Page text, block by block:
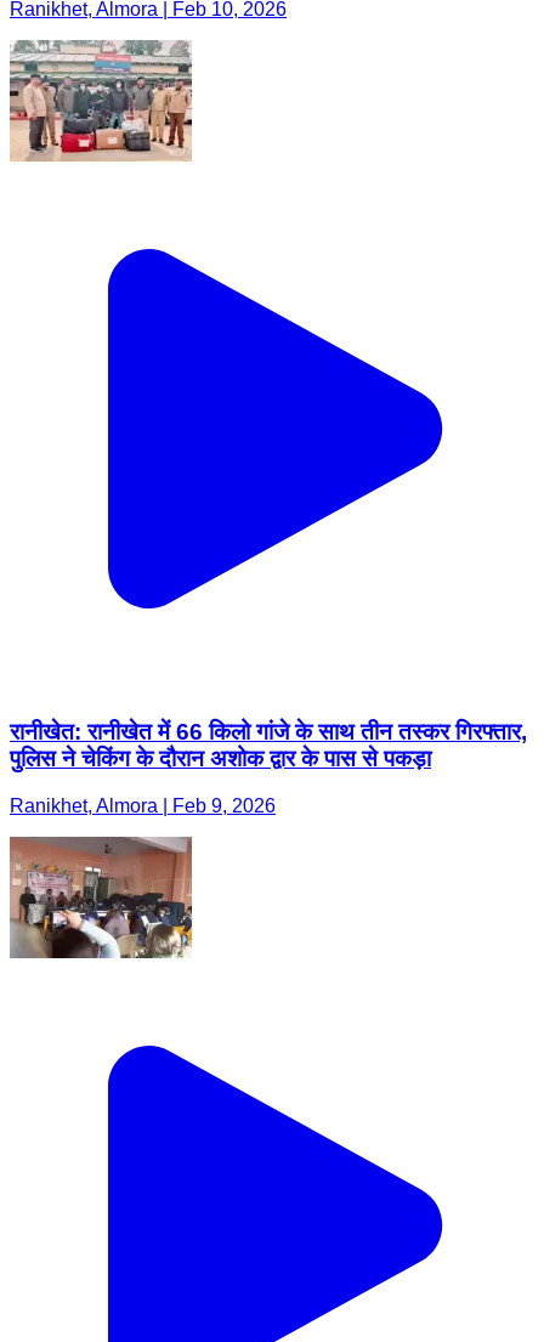
Ranikhet, Almora | Feb 10, 2026
रानीखेत: रानीखेत में 66 किलो गांजे के साथ तीन तस्कर गिरफ्तार,
पुलिस ने चेकिंग के दौरान अशोक द्वार के पास से पकड़ा
Ranikhet, Almora | Feb 9, 2026